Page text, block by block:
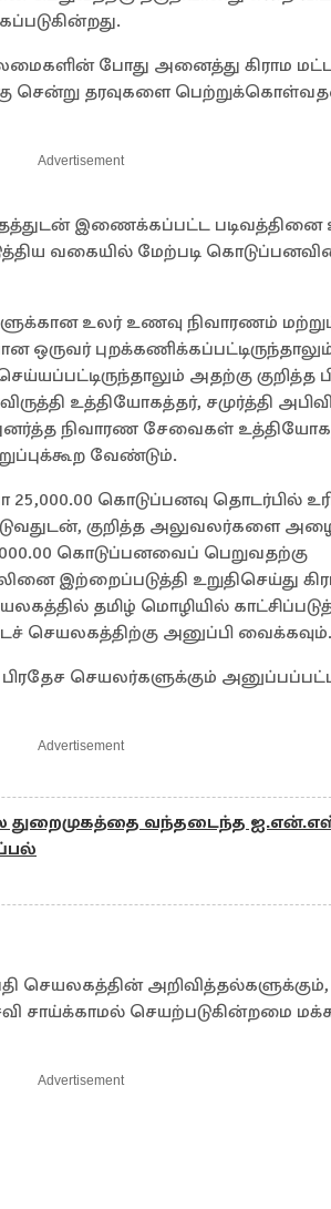
போது அனைத்து கிராம
சென்று தரவுகளை
Advertisement
இணைக்கப்பட்ட படிவத்தினை
வகையில் மேற்படி
உலர் உணவு நிவாரணம்
ஒருவர்
அதற்கு குறித்த
உத்தியோகத்தர், சமுர்த்தி
நிவாரண சேவைகள்
வேண்டும்.
கொடுப்பனவு தொடர்பில்
குறித்த அலுவலர்களை
கொடுப்பனவைப் பெறுவதற்கு
இற்றைப்படுத்தி உறுதிசெய்து
தமிழ் மொழியில்
செயலகத்திற்கு அனுப்பி வைக்கவும்.
செயலர்களுக்கும் அனுப்பப்பட்ட
Advertisement
வந்தடைந்த
செயலகத்தின்
சாய்க்காமல் செயற்படுகின்றமை
Advertisement